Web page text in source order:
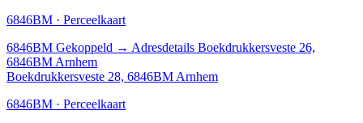
6846BM · Perceelkaart
6846BM Gekoppeld → Adresdetails Boekdrukkersveste 26,
6846BM Arnhem
Boekdrukkersveste 28, 6846BM Arnhem
6846BM · Perceelkaart